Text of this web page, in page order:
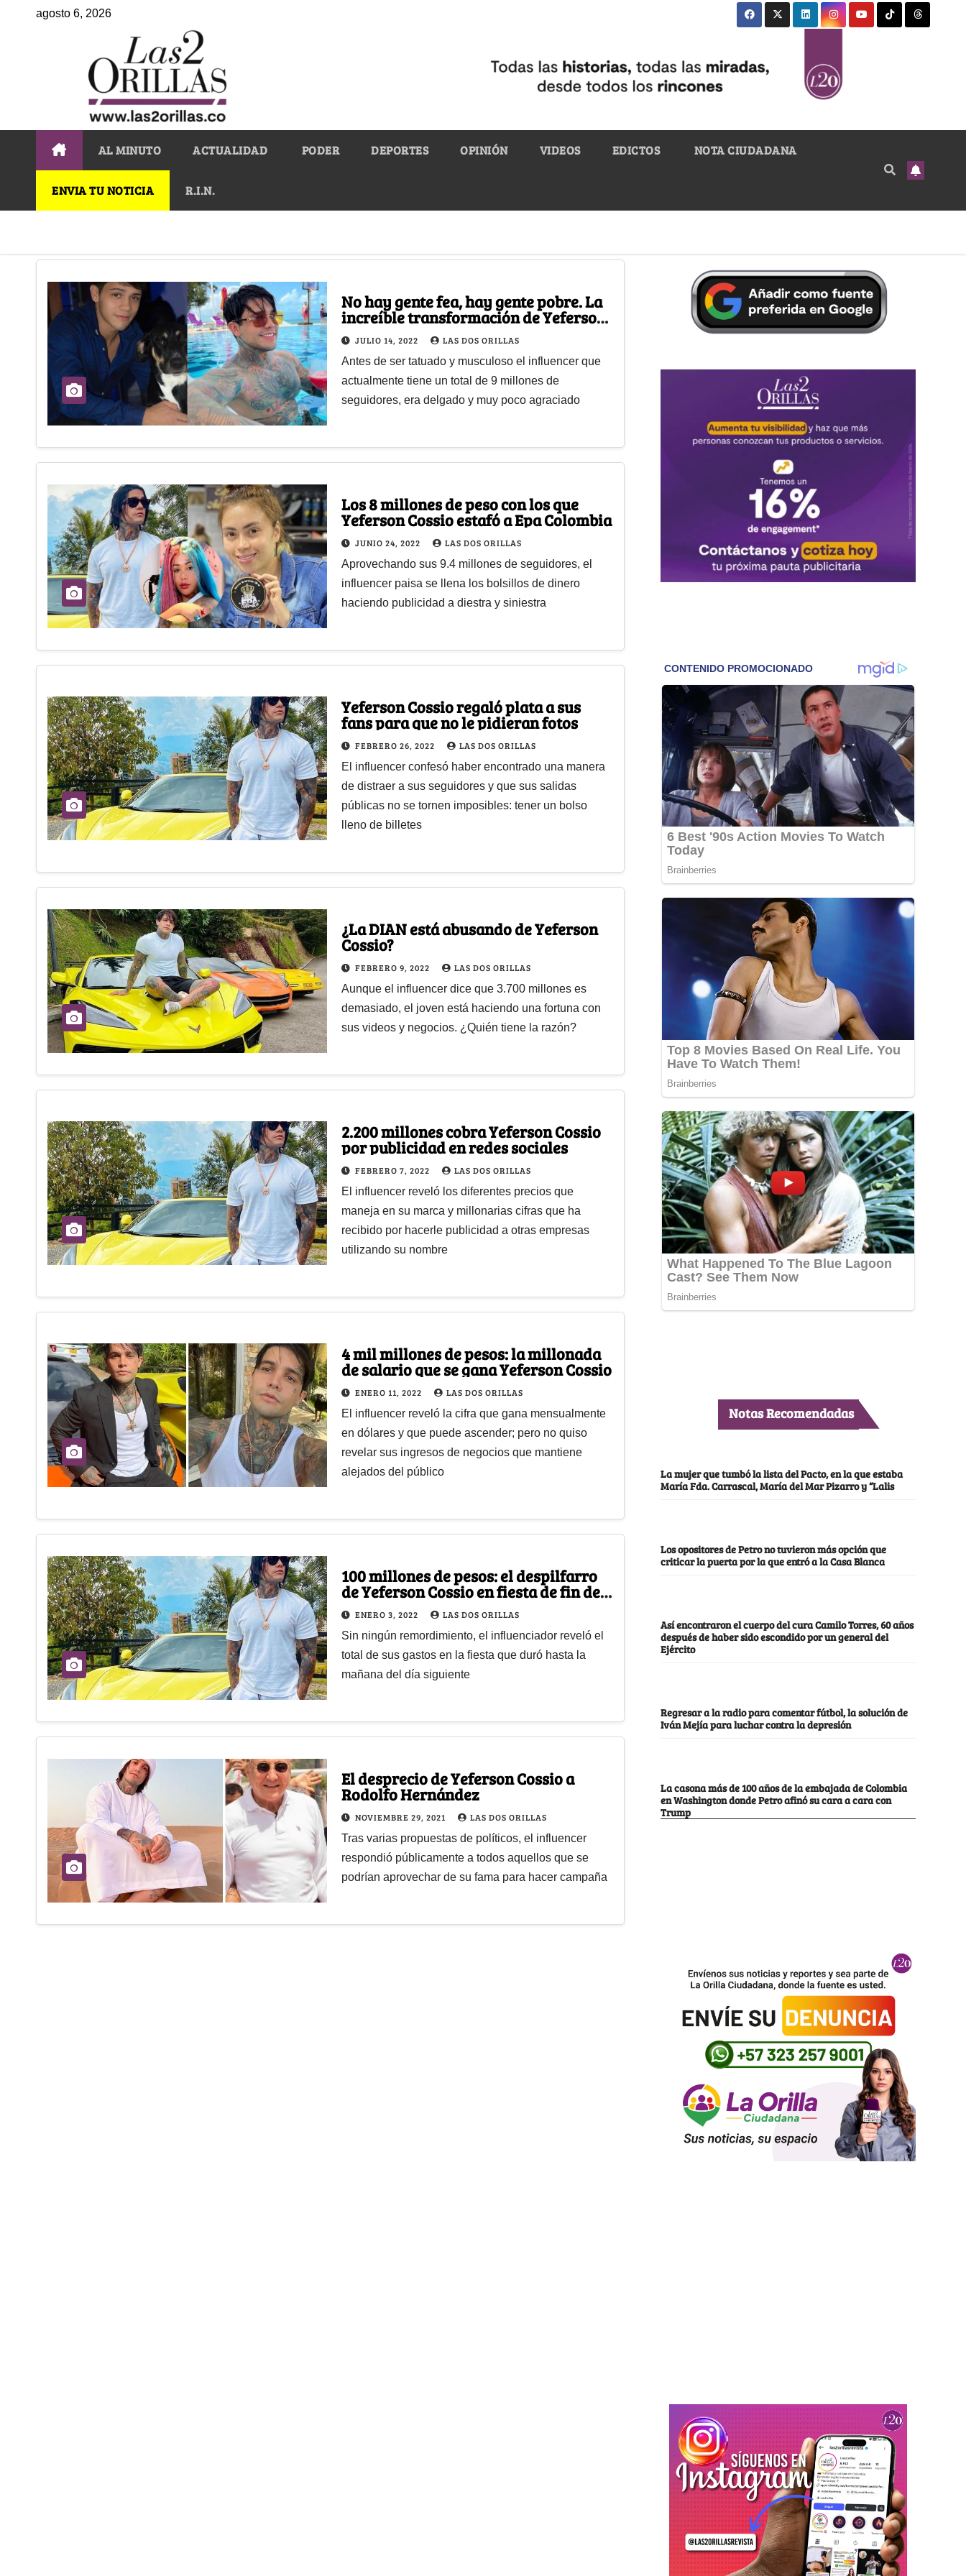
agosto 6, 2026
AL MINUTO ACTUALIDAD PODER DEPORTES OPINIÓN VIDEOS EDICTOS NOTA CIUDADANA
ENVIA TU NOTICIA R.I.N.
No hay gente fea, hay gente pobre. La
increíble transformación de Yeferson
Cossio
JULIO 14, 2022 LAS DOS ORILLAS
Antes de ser tatuado y musculoso el influencer que
actualmente tiene un total de 9 millones de
seguidores, era delgado y muy poco agraciado
Los 8 millones de peso con los que
Yeferson Cossio estafó a Epa Colombia
JUNIO 24, 2022 LAS DOS ORILLAS
Aprovechando sus 9.4 millones de seguidores, el
influencer paisa se llena los bolsillos de dinero
haciendo publicidad a diestra y siniestra
Yeferson Cossio regaló plata a sus
fans para que no le pidieran fotos
FEBRERO 26, 2022 LAS DOS ORILLAS
El influencer confesó haber encontrado una manera
de distraer a sus seguidores y que sus salidas
públicas no se tornen imposibles: tener un bolso
lleno de billetes
¿La DIAN está abusando de Yeferson
Cossio?
FEBRERO 9, 2022 LAS DOS ORILLAS
Aunque el influencer dice que 3.700 millones es
demasiado, el joven está haciendo una fortuna con
sus videos y negocios. ¿Quién tiene la razón?
2.200 millones cobra Yeferson Cossio
por publicidad en redes sociales
FEBRERO 7, 2022 LAS DOS ORILLAS
El influencer reveló los diferentes precios que
maneja en su marca y millonarias cifras que ha
recibido por hacerle publicidad a otras empresas
utilizando su nombre
4 mil millones de pesos: la millonada
de salario que se gana Yeferson Cossio
ENERO 11, 2022 LAS DOS ORILLAS
El influencer reveló la cifra que gana mensualmente
en dólares y que puede ascender; pero no quiso
revelar sus ingresos de negocios que mantiene
alejados del público
100 millones de pesos: el despilfarro
de Yeferson Cossio en fiesta de fin de
añoENERO 3, 2022 LAS DOS ORILLAS
Sin ningún remordimiento, el influenciador reveló el
total de sus gastos en la fiesta que duró hasta la
mañana del día siguiente
El desprecio de Yeferson Cossio a
Rodolfo Hernández
NOVIEMBRE 29, 2021 LAS DOS ORILLAS
Tras varias propuestas de políticos, el influencer
respondió públicamente a todos aquellos que se
podrían aprovechar de su fama para hacer campaña
Notas Recomendadas
La mujer que tumbó la lista del Pacto, en la que estaba
María Fda. Carrascal, María del Mar Pizarro y “Lalis
Los opositores de Petro no tuvieron más opción que
criticar la puerta por la que entró a la Casa Blanca
Así encontraron el cuerpo del cura Camilo Torres, 60 años
después de haber sido escondido por un general del
Ejército
Regresar a la radio para comentar fútbol, la solución de
Iván Mejía para luchar contra la depresión
La casona más de 100 años de la embajada de Colombia
en Washington donde Petro afinó su cara a cara con
Trump